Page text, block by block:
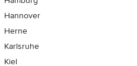
Hannover
Herne
Karlsruhe
Kiel